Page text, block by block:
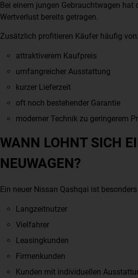
Bei einem jungen Gebrauchtwagen hat
Wertverlust bereits getragen.
Zusätzlich profitieren Käufer häufig von:
attraktiverem Kaufpreis
umfangreicher Ausstattung
kurzer Lieferzeit
oft noch bestehender Garantie
moderner Technik zu geringerem
WANN LOHNT SICH
NEUWAGEN?
Ein neuer Nissan Qashqai ist
Langzeitnutzer
Vielfahrer
Leasingkunden
Firmenkunden
Kunden mit individuellen